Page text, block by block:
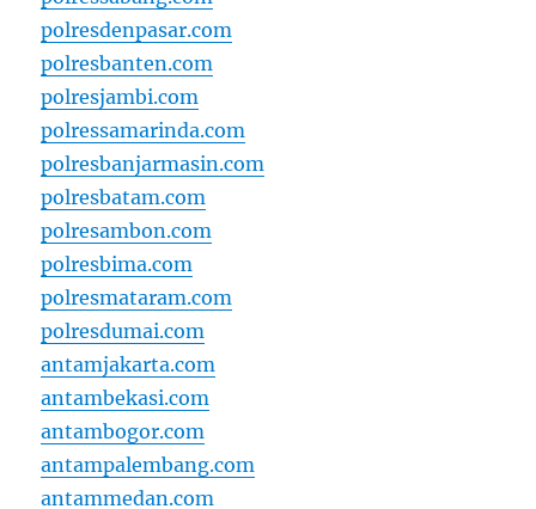
polresdenpasar.com
polresbanten.com
polresjambi.com
polressamarinda.com
polresbanjarmasin.com
polresbatam.com
polresambon.com
polresbima.com
polresmataram.com
polresdumai.com
antamjakarta.com
antambekasi.com
antambogor.com
antampalembang.com
antammedan.com